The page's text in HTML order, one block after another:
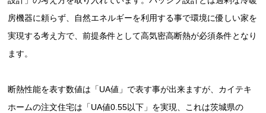
房機器に頼らず、自然エネルギーを利用する事で環境に優しい家を
実現する考え方で、前提条件として高気密高断熱が必須条件となり
ます。
断熱性能を表す数値は「UA値」で表す事が出来ますが、カイテキ
ホームの注文住宅は「UA値0.55以下」を実現、これは茨城県の